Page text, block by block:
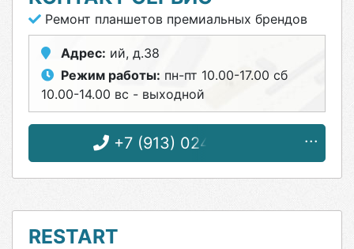
Ремонт планшетов премиальных брендов
Адрес: ий, д.38
Режим работы: пн-пт 10.00-17.00 сб
10.00-14.00 вс - выходной
+7 (913) 024-66-01
RESTART